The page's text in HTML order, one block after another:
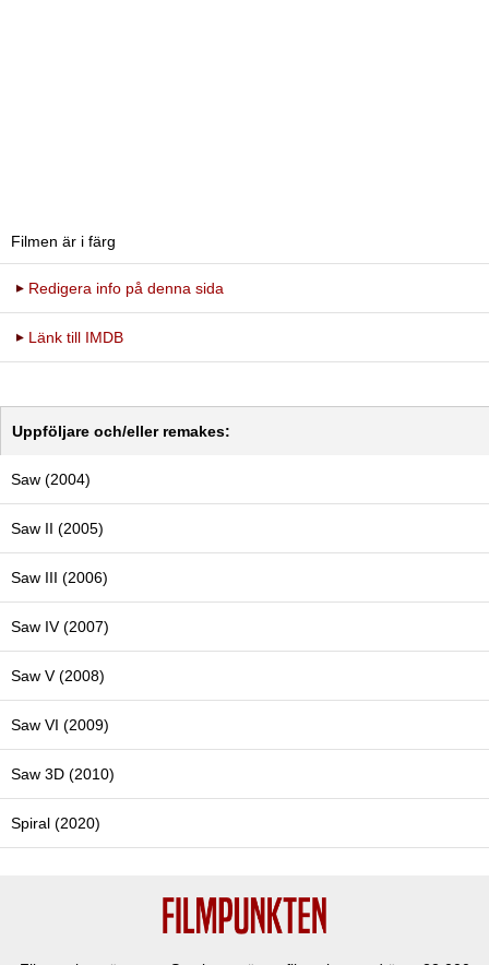
Filmen är i färg
Redigera info på denna sida
Länk till IMDB
Uppföljare och/eller remakes:
Saw (2004)
Saw II (2005)
Saw III (2006)
Saw IV (2007)
Saw V (2008)
Saw VI (2009)
Saw 3D (2010)
Spiral (2020)